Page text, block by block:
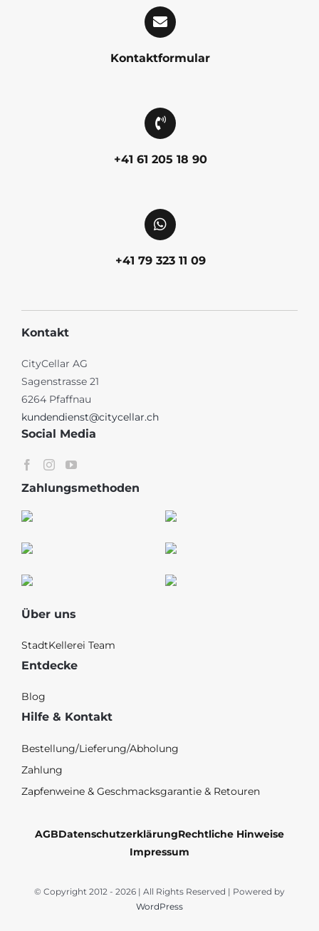
Kontaktformular
+41 61 205 18 90
+41 79 323 11 09
Kontakt
CityCellar AG
Sagenstrasse 21
6264 Pfaffnau
kundendienst@citycellar.ch
Social Media
Zahlungsmethoden
Über uns
StadtKellerei Team
Entdecke
Blog
Hilfe & Kontakt
Bestellung/Lieferung/Abholung
Zahlung
Zapfenweine & Geschmacksgarantie & Retouren
AGBDatenschutzerklärungRechtliche Hinweise
Impressum
© Copyright 2012 - 2026 | All Rights Reserved | Powered by
WordPress